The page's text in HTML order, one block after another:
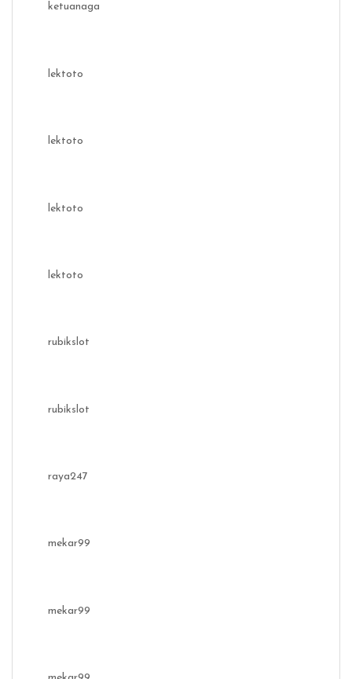
ketuanaga
lektoto
lektoto
lektoto
lektoto
rubikslot
rubikslot
raya247
mekar99
mekar99